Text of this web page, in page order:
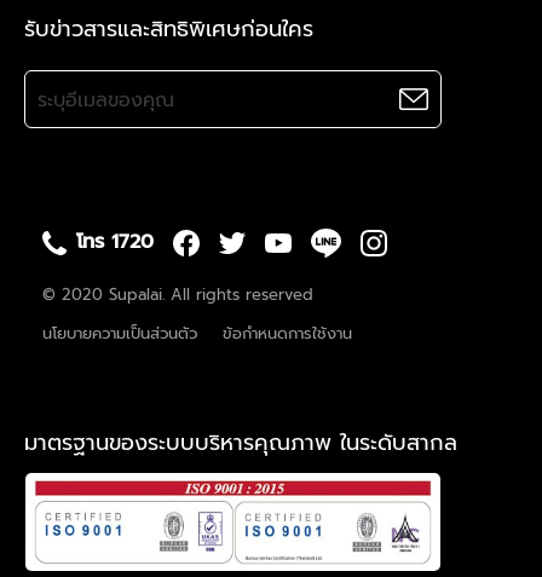
รับข่าวสารและสิทธิพิเศษก่อนใคร
โทร 1720
© 2020 Supalai. All rights reserved
นโยบายความเป็นส่วนตัว
ข้อกำหนดการใช้งาน
มาตรฐานของระบบบริหารคุณภาพ ในระดับสากล